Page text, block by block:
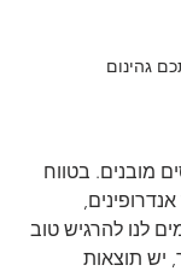
גהינום
מובנים. בטווח
לנו להרגיש טוב
יש תוצאות